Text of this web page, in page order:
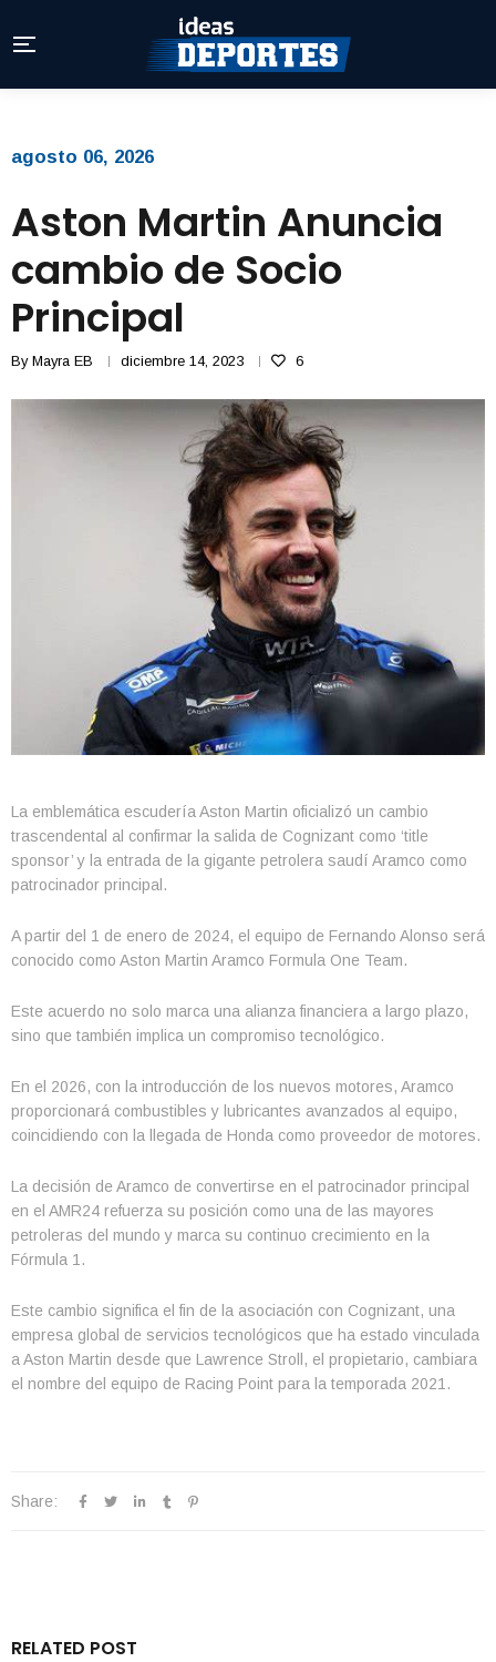
agosto 06, 2026
Aston Martin Anuncia
cambio de Socio
Principal
By Mayra EB diciembre 14, 2023 6
La emblemática escudería Aston Martin oficializó un cambio
trascendental al confirmar la salida de Cognizant como ‘title
sponsor’ y la entrada de la gigante petrolera saudí Aramco como
patrocinador principal.
A partir del 1 de enero de 2024, el equipo de Fernando Alonso será
conocido como Aston Martin Aramco Formula One Team.
Este acuerdo no solo marca una alianza financiera a largo plazo,
sino que también implica un compromiso tecnológico.
En el 2026, con la introducción de los nuevos motores, Aramco
proporcionará combustibles y lubricantes avanzados al equipo,
coincidiendo con la llegada de Honda como proveedor de motores.
La decisión de Aramco de convertirse en el patrocinador principal
en el AMR24 refuerza su posición como una de las mayores
petroleras del mundo y marca su continuo crecimiento en la
Fórmula 1.
Este cambio significa el fin de la asociación con Cognizant, una
empresa global de servicios tecnológicos que ha estado vinculada
a Aston Martin desde que Lawrence Stroll, el propietario, cambiara
el nombre del equipo de Racing Point para la temporada 2021.
Share:
RELATED POST